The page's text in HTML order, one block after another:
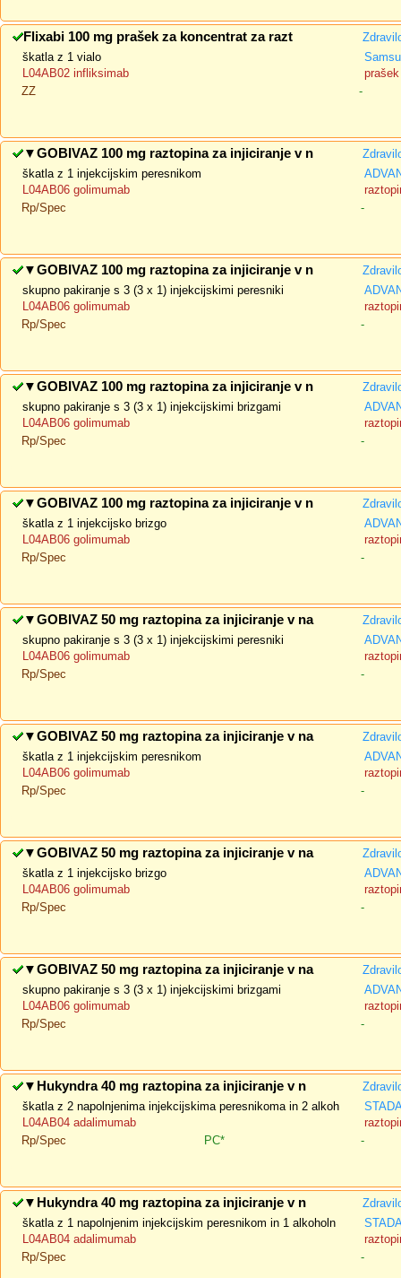
Flixabi 100 mg prašek za koncentrat za razt
škatla z 1 vialo
L04AB02 infliksimab
ZZ
-
▼GOBIVAZ 100 mg raztopina za injiciranje v n
škatla z 1 injekcijskim peresnikom
L04AB06 golimumab
Rp/Spec
-
▼GOBIVAZ 100 mg raztopina za injiciranje v n
skupno pakiranje s 3 (3 x 1) injekcijskimi peresniki
L04AB06 golimumab
Rp/Spec
-
▼GOBIVAZ 100 mg raztopina za injiciranje v n
skupno pakiranje s 3 (3 x 1) injekcijskimi brizgami
L04AB06 golimumab
Rp/Spec
-
▼GOBIVAZ 100 mg raztopina za injiciranje v n
škatla z 1 injekcijsko brizgo
L04AB06 golimumab
Rp/Spec
-
▼GOBIVAZ 50 mg raztopina za injiciranje v na
skupno pakiranje s 3 (3 x 1) injekcijskimi peresniki
L04AB06 golimumab
Rp/Spec
-
▼GOBIVAZ 50 mg raztopina za injiciranje v na
škatla z 1 injekcijskim peresnikom
L04AB06 golimumab
Rp/Spec
-
▼GOBIVAZ 50 mg raztopina za injiciranje v na
škatla z 1 injekcijsko brizgo
L04AB06 golimumab
Rp/Spec
-
▼GOBIVAZ 50 mg raztopina za injiciranje v na
skupno pakiranje s 3 (3 x 1) injekcijskimi brizgami
L04AB06 golimumab
Rp/Spec
-
▼ Hukyndra 40 mg raztopina za injiciranje v n
škatla z 2 napolnjenima injekcijskima peresnikoma in 2 alkoh
L04AB04 adalimumab
Rp/Spec
PC* -
▼ Hukyndra 40 mg raztopina za injiciranje v n
škatla z 1 napolnjenim injekcijskim peresnikom in 1 alkoholn
L04AB04 adalimumab
Rp/Spec
-